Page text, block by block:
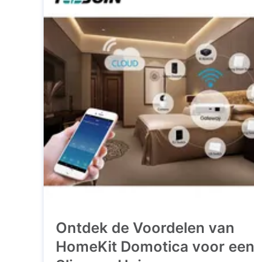
Ontdek de Voordelen van
HomeKit Domotica voor een